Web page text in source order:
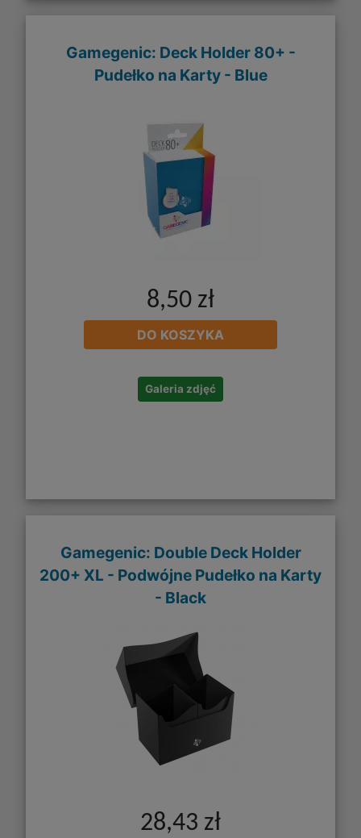
Gamegenic: Deck Holder 80+ -
Pudełko na Karty - Blue
8,50 zł
DO KOSZYKA
Galeria zdjęć
Gamegenic: Double Deck Holder
200+ XL - Podwójne Pudełko na Karty
- Black
28,43 zł